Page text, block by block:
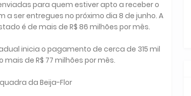
para quem estiver apto a receber o
a ser entregues no próximo dia 8 de junho. A
é de mais de R$ 86 milhões por mês.
inicia o pagamento de cerca de 315 mil
de R$ 77 milhões por mês.
da Beija-Flor